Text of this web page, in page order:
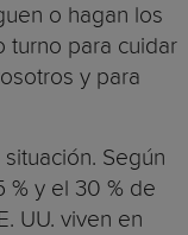
o hagan los
turno para cuidar
y para
Según
% y el 30 % de
UU. viven en